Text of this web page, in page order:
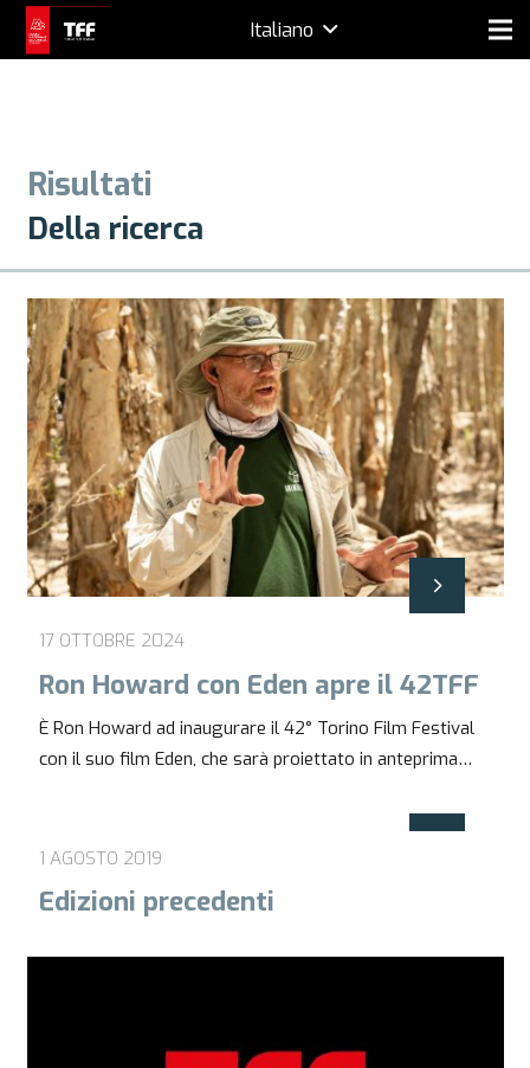
Italiano
Risultati
Della ricerca
17 OTTOBRE 2024
Ron Howard con Eden apre il 42TFF
È Ron Howard ad inaugurare il 42° Torino Film Festival
con il suo film Eden, che sarà proiettato in anteprima…
1 AGOSTO 2019
Edizioni precedenti